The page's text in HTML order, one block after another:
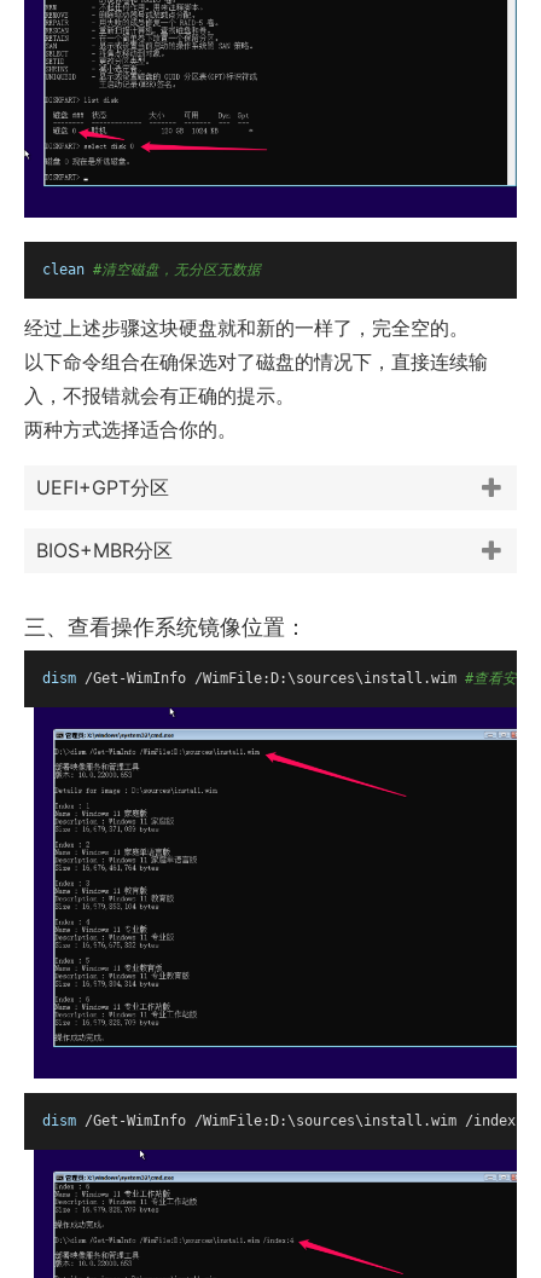
clean #清空磁盘，无分区无数据
经过上述步骤这块硬盘就和新的一样了，完全空的。
以下命令组合在确保选对了磁盘的情况下，直接连续输
入，不报错就会有正确的提示。
两种方式选择适合你的。
UEFI+GPT分区
BIOS+MBR分区
三、查看操作系统镜像位置：
dism /Get-WimInfo /WimFile:D:\sources\install.wim #查看安装
dism /Get-WimInfo /WimFile:D:\sources\install.wim /index: